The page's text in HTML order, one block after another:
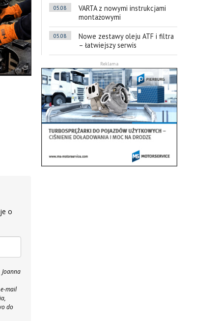
o
mail
do
05.08
VARTA z nowymi instrukcjami
montażowymi
05.08
Nowe zestawy oleju ATF i filtra
– łatwiejszy serwis
Reklama